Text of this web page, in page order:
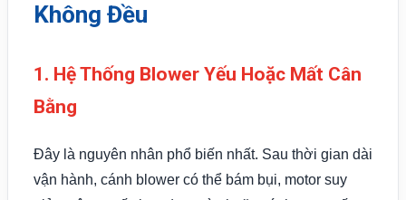
Không Đều
1. Hệ Thống Blower Yếu Hoặc Mất Cân
Bằng
Đây là nguyên nhân phổ biến nhất. Sau thời gian dài
vận hành, cánh blower có thể bám bụi, motor suy